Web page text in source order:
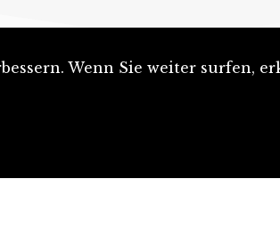
Wenn Sie weiter surfen,